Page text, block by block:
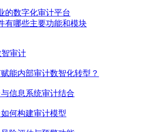
的数字化审计平台
有哪些主要功能和模块
审计
能内部审计数智化转型？
信息系统审计结合
何构建审计模型